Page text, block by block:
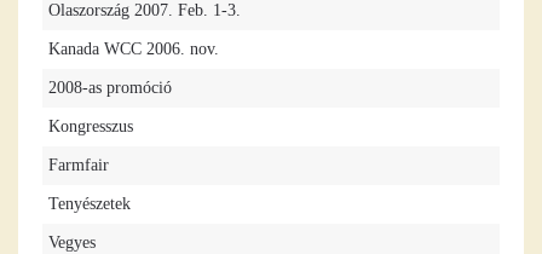
Olaszország 2007. Feb. 1-3.
Kanada WCC 2006. nov.
2008-as promóció
Kongresszus
Farmfair
Tenyészetek
Vegyes